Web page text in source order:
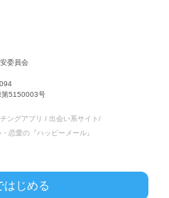
委員会
第5150003号
ングアプリ / 出会い系サイト/
恋愛の『ハッピーメール』
はじめる